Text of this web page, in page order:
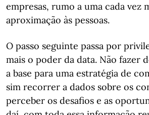
empresas, rumo a uma cada vez
aproximação às pessoas.
O passo seguinte passa por
mais o poder da data. Não fazer
a base para uma estratégia de
sim recorrer a dados sobre os
perceber os desafios e as